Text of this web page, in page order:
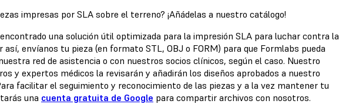
impresas por SLA sobre el terreno? ¡Añádelas a nuestro catálogo!
una solución útil optimizada para la impresión SLA para luchar contra la
así, envíanos tu pieza (en formato STL, OBJ o FORM) para que Formlabs pueda
red de asistencia o con nuestros socios clínicos, según el caso. Nuestro
y expertos médicos la revisarán y añadirán los diseños aprobados a nuestro
facilitar el seguimiento y reconocimiento de las piezas y a la vez mantener tu
una cuenta gratuita de Google para compartir archivos con nosotros.